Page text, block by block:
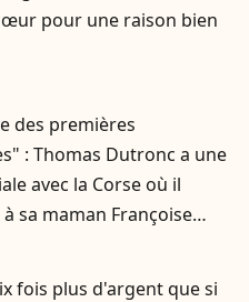
pour une raison bien
des premières
: Thomas Dutronc a une
avec la Corse où il
sa maman Françoise
fois plus d'argent que si